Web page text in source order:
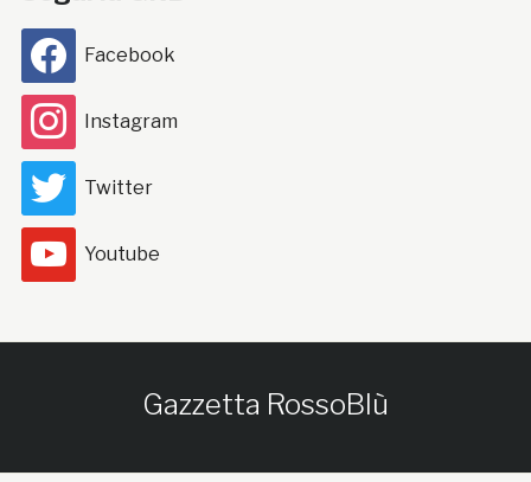
Facebook
Instagram
Twitter
Youtube
Gazzetta RossoBlù